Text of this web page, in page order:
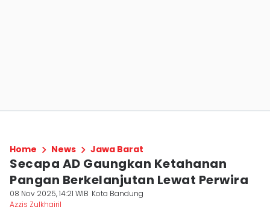
Home News Jawa Barat
Secapa AD Gaungkan Ketahanan
Pangan Berkelanjutan Lewat Perwira
08 Nov 2025, 14:21 WIB Kota Bandung
Azzis Zulkhairil